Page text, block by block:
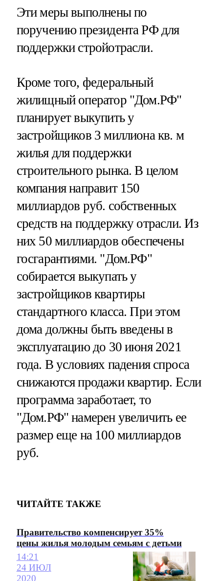
Эти меры выполнены по
поручению президента РФ для
поддержки стройотрасли.
Кроме того, федеральный
жилищный оператор "Дом.РФ"
планирует выкупить у
застройщиков 3 миллиона кв. м
жилья для поддержки
строительного рынка. В целом
компания направит 150
миллиардов руб. собственных
средств на поддержку отрасли. Из
них 50 миллиардов обеспечены
госгарантиями. "Дом.РФ"
собирается выкупать у
застройщиков квартиры
стандартного класса. При этом
дома должны быть введены в
эксплуатацию до 30 июня 2021
года. В условиях падения спроса
снижаются продажи квартир. Если
программа заработает, то
"Дом.РФ" намерен увеличить ее
размер еще на 100 миллиардов
руб.
ЧИТАЙТЕ ТАКЖЕ
Правительство компенсирует 35%
цены жилья молодым семьям с детьми
14:21
24 ИЮЛ
2020